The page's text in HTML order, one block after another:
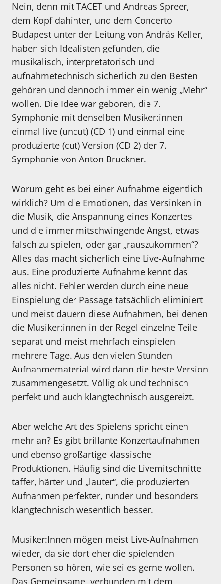
Nein, denn mit TACET und Andreas Spreer,
dem Kopf dahinter, und dem Concerto
Budapest unter der Leitung von András Keller,
haben sich Idealisten gefunden, die
musikalisch, interpretatorisch und
aufnahmetechnisch sicherlich zu den Besten
gehören und dennoch immer ein wenig „Mehr“
wollen. Die Idee war geboren, die 7.
Symphonie mit denselben Musiker:innen
einmal live (uncut) (CD 1) und einmal eine
produzierte (cut) Version (CD 2) der 7.
Symphonie von Anton Bruckner.
Worum geht es bei einer Aufnahme eigentlich
wirklich? Um die Emotionen, das Versinken in
die Musik, die Anspannung eines Konzertes
und die immer mitschwingende Angst, etwas
falsch zu spielen, oder gar „rauszukommen“?
Alles das macht sicherlich eine Live-Aufnahme
aus. Eine produzierte Aufnahme kennt das
alles nicht. Fehler werden durch eine neue
Einspielung der Passage tatsächlich eliminiert
und meist dauern diese Aufnahmen, bei denen
die Musiker:innen in der Regel einzelne Teile
separat und meist mehrfach einspielen
mehrere Tage. Aus den vielen Stunden
Aufnahmematerial wird dann die beste Version
zusammengesetzt. Völlig ok und technisch
perfekt und auch klangtechnisch ausgereizt.
Aber welche Art des Spielens spricht einen
mehr an? Es gibt brillante Konzertaufnahmen
und ebenso großartige klassische
Produktionen. Häufig sind die Livemitschnitte
taffer, härter und „lauter“, die produzierten
Aufnahmen perfekter, runder und besonders
klangtechnisch wesentlich besser.
Musiker:Innen mögen meist Live-Aufnahmen
wieder, da sie dort eher die spielenden
Personen so hören, wie sei es gerne wollen.
Das Gemeinsame, verbunden mit dem